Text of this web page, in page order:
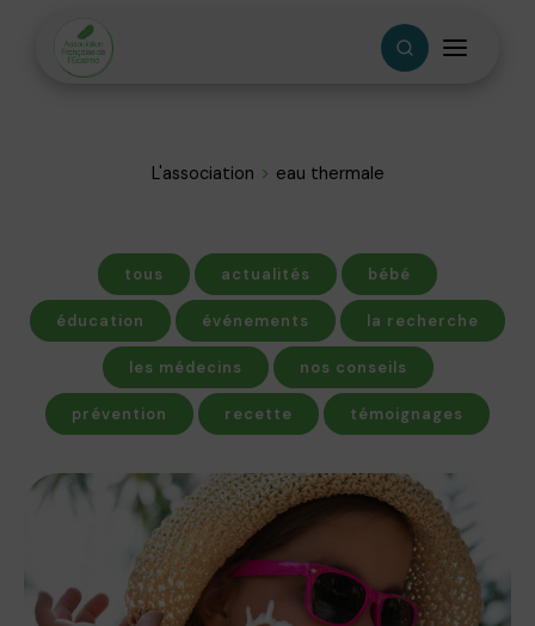
L'association eau thermale
tous actualités bébé
éducation événements la recherche
les médecins nos conseils
prévention recette témoignages